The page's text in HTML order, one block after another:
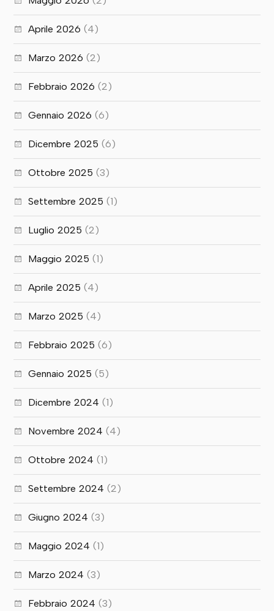
Aprile 2026 (4)
Marzo 2026 (2)
Febbraio 2026 (2)
Gennaio 2026 (6)
Dicembre 2025 (6)
Ottobre 2025 (3)
Settembre 2025 (1)
Luglio 2025 (2)
Maggio 2025 (1)
Aprile 2025 (4)
Marzo 2025 (4)
Febbraio 2025 (6)
Gennaio 2025 (5)
Dicembre 2024 (1)
Novembre 2024 (4)
Ottobre 2024 (1)
Settembre 2024 (2)
Giugno 2024 (3)
Maggio 2024 (1)
Marzo 2024 (3)
Febbraio 2024 (3)